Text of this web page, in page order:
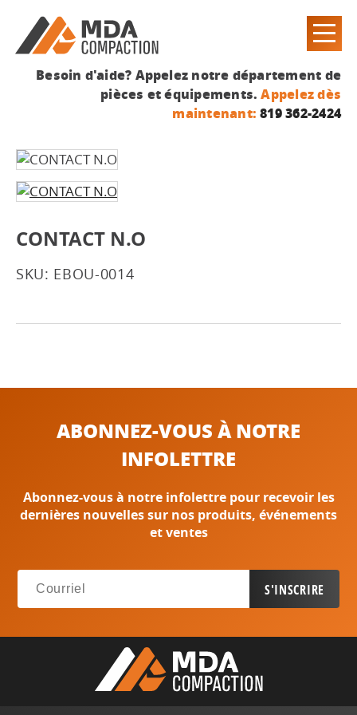
Besoin d'aide? Appelez notre département de
pièces et équipements.Appelez dès
maintenant: 819 362-2424
CONTACT N.O
SKU: EBOU-0014
ABONNEZ-VOUS À NOTRE
INFOLETTRE
Abonnez-vous à notre infolettre pour recevoir les
dernières nouvelles sur nos produits, événements
et ventes